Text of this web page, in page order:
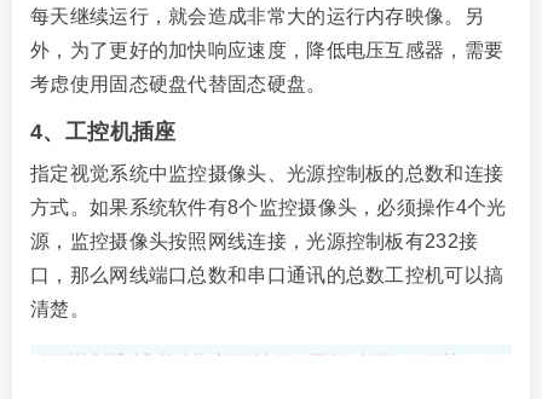
每天继续运行，就会造成非常大的运行内存映像。另
外，为了更好的加快响应速度，降低电压互感器，需要
考虑使用固态硬盘代替固态硬盘。
4、工控机插座
指定视觉系统中监控摄像头、光源控制板的总数和连接
方式。如果系统软件有8个监控摄像头，必须操作4个光
源，监控摄像头按照网线连接，光源控制板有232接
口，那么网线端口总数和串口通讯的总数工控机可以搞
清楚。